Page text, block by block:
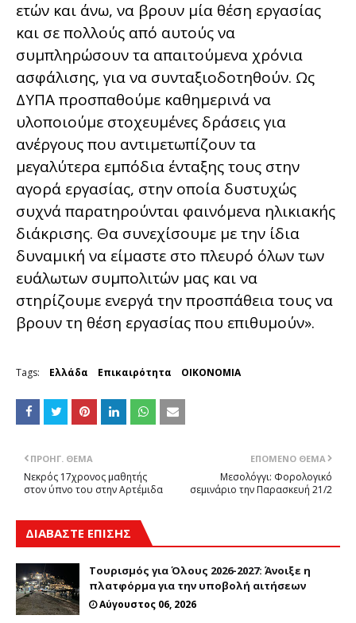
ετών και άνω, να βρουν μία θέση εργασίας
και σε πολλούς από αυτούς να
συμπληρώσουν τα απαιτούμενα χρόνια
ασφάλισης, για να συνταξιοδοτηθούν. Ως
ΔΥΠΑ προσπαθούμε καθημερινά να
υλοποιούμε στοχευμένες δράσεις για
ανέργους που αντιμετωπίζουν τα
μεγαλύτερα εμπόδια ένταξης τους στην
αγορά εργασίας, στην οποία δυστυχώς
συχνά παρατηρούνται φαινόμενα ηλικιακής
διάκρισης. Θα συνεχίσουμε με την ίδια
δυναμική να είμαστε στο πλευρό όλων των
ευάλωτων συμπολιτών μας και να
στηρίζουμε ενεργά την προσπάθεια τους να
βρουν τη θέση εργασίας που επιθυμούν».
Tags: Ελλάδα Επικαιρότητα ΟΙΚΟΝΟΜΙΑ
ΕΠΌΜΕΝΟ ΘΈΜΑ
Μεσολόγγι: Φορολογικό
σεμινάριο την Παρασκευή 21/2
ΠΡΟΗΓ. ΘΈΜΑ
Νεκρός 17χρονος μαθητής
στον ύπνο του στην Αρτέμιδα
ΔΙΑΒΑΣΤΕ ΕΠΙΣΗΣ
Τουρισμός για Όλους 2026-2027: Άνοιξε η
πλατφόρμα για την υποβολή αιτήσεων
Αύγουστος 06, 2026